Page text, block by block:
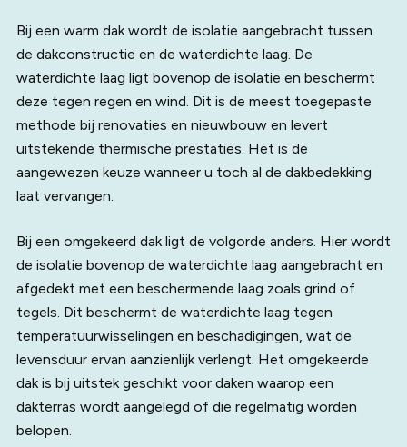
Bij een warm dak wordt de isolatie aangebracht tussen
de dakconstructie en de waterdichte laag. De
waterdichte laag ligt bovenop de isolatie en beschermt
deze tegen regen en wind. Dit is de meest toegepaste
methode bij renovaties en nieuwbouw en levert
uitstekende thermische prestaties. Het is de
aangewezen keuze wanneer u toch al de dakbedekking
laat vervangen.
Bij een omgekeerd dak ligt de volgorde anders. Hier wordt
de isolatie bovenop de waterdichte laag aangebracht en
afgedekt met een beschermende laag zoals grind of
tegels. Dit beschermt de waterdichte laag tegen
temperatuurwisselingen en beschadigingen, wat de
levensduur ervan aanzienlijk verlengt. Het omgekeerde
dak is bij uitstek geschikt voor daken waarop een
dakterras wordt aangelegd of die regelmatig worden
belopen.